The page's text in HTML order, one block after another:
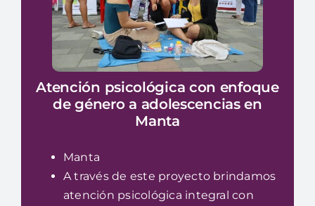
Atención psicológica con enfoque
de género a adolescencias en
Manta
Manta
A través de este proyecto brindamos
atención psicológica integral con